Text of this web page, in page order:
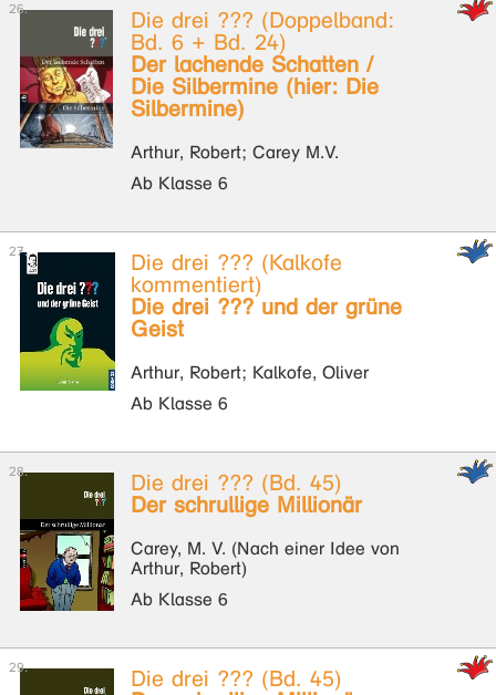
Die drei ??? (Doppelband:
Bd. 6 + Bd. 24)
Der lachende Schatten /
Die Silbermine (hier: Die
Silbermine)
Arthur, Robert; Carey M.V.
Ab Klasse 6
Die drei ??? (Kalkofe
kommentiert)
Die drei ??? und der grüne
Geist
Arthur, Robert; Kalkofe, Oliver
Ab Klasse 6
Die drei ??? (Bd. 45)
Der schrullige Millionär
Carey, M. V. (Nach einer Idee von
Arthur, Robert)
Ab Klasse 6
Die drei ??? (Bd. 45)